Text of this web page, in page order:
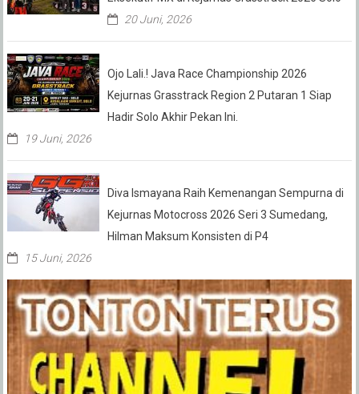
20 Juni, 2026
Ojo Lali.! Java Race Championship 2026
Kejurnas Grasstrack Region 2 Putaran 1 Siap
Hadir Solo Akhir Pekan Ini.
19 Juni, 2026
Diva Ismayana Raih Kemenangan Sempurna di
Kejurnas Motocross 2026 Seri 3 Sumedang,
Hilman Maksum Konsisten di P4
15 Juni, 2026